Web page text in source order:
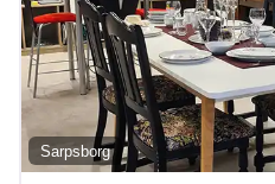
Sarpsborg